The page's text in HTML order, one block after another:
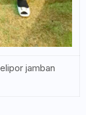
jamban